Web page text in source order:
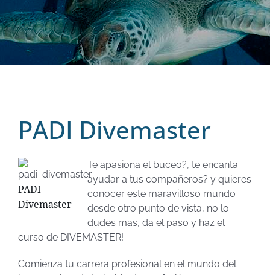
PADI Divemaster
PADI
Divemaster
Te apasiona el buceo?, te encanta
ayudar a tus compañeros? y quieres
conocer este maravilloso mundo
desde otro punto de vista, no lo
dudes mas, da el paso y haz el
curso de DIVEMASTER!
Comienza tu carrera profesional en el mundo del